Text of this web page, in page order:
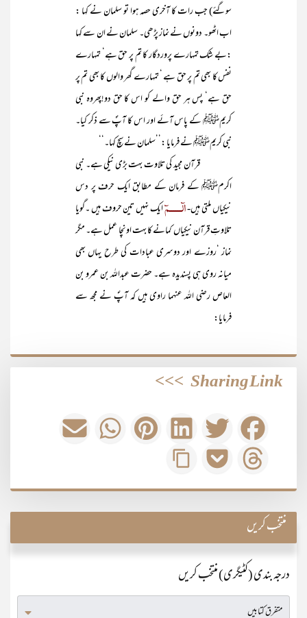
سوگئے) جب رات کا آخری حصہ ہوا تو سلمان نے کہا :
اب اٹھو۔ دونوں نے نماز پڑھی۔ سلمان نے ان سے کہا
:بے شک تمہارے پروردگار کا تم پر حق ہے‘ تمہارے
نفس کا بھی تم پر حق ہے ‘ تمہارے گھر والوں کا بھی تم پر
حق ہے‘ پس ہر حق والے کو اس کا حق دو!پھروہ نبی
کریمﷺ کے پاس آئے اور اس کا آپؐ سے ذکر کیا۔
نبی کریمﷺ نے فرمایا :’’سلمان نے سچ کہا۔‘‘
قرآن مجید کی تلاوت بہت بڑی نیکی ہے۔ نبی
اکرمﷺ کے فرمان کے مطابق ایک حرف پر دس
نیکیاں ملتی ہیں-الٓــــــمٓایک نہیں تین حروف ہیں ۔گویا
تلاوتِ قرآن نیکیاں کمانے کا بہت اونچا عمل ہے۔ مگر
نماز ‘روزے اور دوسری عبادات کی طرح یہاں بھی
میانہ روی ہی پسندیدہ ہے۔ حضرت عبداللہ بن عمرو بن
العاص رضی اللہ عنہما راوی ہیں کہ آپؐ نے مجھ سے
فرمایا:
Sharing Link
>>>
منتخب کریں
درجہ بندی (کٹیگری) منتخب کریں